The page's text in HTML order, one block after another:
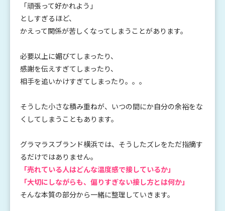
「頑張って好かれよう」
としすぎるほど、
かえって関係が苦しくなってしまうことがあります。
必要以上に媚びてしまったり、
感謝を伝えすぎてしまったり、
相手を追いかけすぎてしまったり。。。
そうした小さな積み重ねが、いつの間にか自分の余裕をな
くしてしまうこともあります。
グラマラスブランド横浜では、そうしたズレをただ指摘す
るだけではありません。
「売れている人はどんな温度感で接しているか」
「大切にしながらも、偏りすぎない接し方とは何か」
そんな本質の部分から一緒に整理していきます。